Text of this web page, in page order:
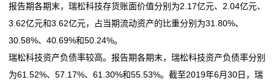
报告期各期末，瑞松科技存货账面价值分别为2.17亿元、2.04亿元、
3.62亿元和3.62亿元，占当期流动资产的比重分别为31.80%、
30.58%、40.69%和50.24%。
瑞松科技资产负债率较高。报告期各期末，瑞松科技资产负债率分别
为61.52%、57.17%、61.30%和55.53%。截至2019年6月30日，瑞